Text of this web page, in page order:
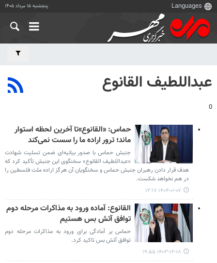
پنجشنبه ۱۵ مرداد ۱۴۰۵
عبداللطیف القانوع
0
حماس: «القانوع»تا آخرین لحظه استوار
ماند؛ ترور اراده ما را سست نمی‌کند
جنبش حماس با صدور بیانیه‌ای ضمن تسلیت شهادت
«عبداللطیف القانوع» سخنگوی این جنبش تأکید کرد که
هدف قرار دادن رهبران جنبش حماس و سخنگویان آن هرگز اراده ملت فلسطین را
در هم نخواهد شکست.
۱۴۰۴-۰۱-۰۷ ۱۲:۱۷
القانوع: آماده ورود به مذاکرات مرحله دوم
توافق آتش بس هستیم
حماس بر آمادگی برای ورود به مذاکرات مرحله دوم
توافق آتش بس تاکید کرد.
۱۴۰۳-۱۲-۱۸ ۱۹:۵۵